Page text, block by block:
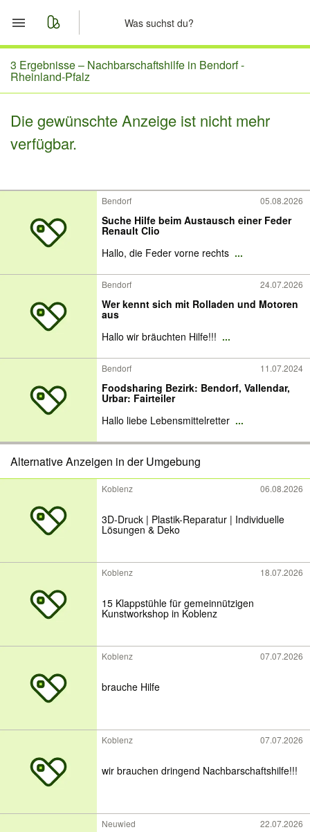
Start
Merkliste
Nachrichten
3 Ergebnisse – Nachbarschaftshilfe in Bendorf -
Rheinland-Pfalz
Die gewünschte Anzeige ist nicht mehr
verfügbar.
Bendorf 05.08.2026
Suche Hilfe beim Austausch einer Feder
Renault Clio
Hallo, die Feder vorne rechts ...
Bendorf 24.07.2026
Wer kennt sich mit Rolladen und Motoren
aus
Hallo wir bräuchten Hilfe!!! ...
Bendorf 11.07.2024
Foodsharing Bezirk: Bendorf, Vallendar,
Urbar: Fairteiler
Hallo liebe Lebensmittelretter ...
Alternative Anzeigen in der Umgebung
Koblenz 06.08.2026
3D-Druck | Plastik-Reparatur | Individuelle
Lösungen & Deko
Koblenz 18.07.2026
15 Klappstühle für gemeinnützigen
Kunstworkshop in Koblenz
Koblenz 07.07.2026
brauche Hilfe
Koblenz 07.07.2026
wir brauchen dringend Nachbarschaftshilfe!!!
Neuwied 22.07.2026